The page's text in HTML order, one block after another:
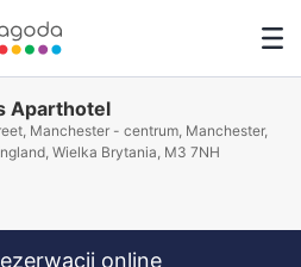
Aparthotel
Manchester - centrum, Manchester,
Wielka Brytania, M3 7NH
online